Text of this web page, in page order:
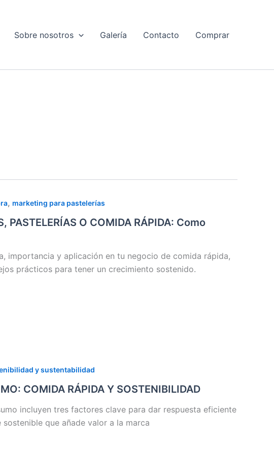
Sobre nosotros Galería Contacto Comprar
, marketing para pastelerías
PASTELERÍAS O COMIDA RÁPIDA: Como
importancia y aplicación en tu negocio de comida rápida,
prácticos para tener un crecimiento sostenido.
y sustentabilidad
COMIDA RÁPIDA Y SOSTENIBILIDAD
incluyen tres factores clave para dar respuesta eficiente
que añade valor a la marca